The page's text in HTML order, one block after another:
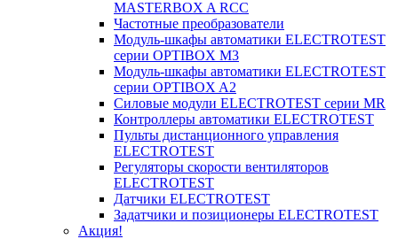
MASTERBOX A RCC
Частотные преобразователи
Модуль-шкафы автоматики ELECTROTEST
серии OPTIBOX M3
Модуль-шкафы автоматики ELECTROTEST
серии OPTIBOX A2
Силовые модули ELECTROTEST серии MR
Контроллеры автоматики ELECTROTEST
Пульты дистанционного управления
ELECTROTEST
Регуляторы скорости вентиляторов
ELECTROTEST
Датчики ELECTROTEST
Задатчики и позиционеры ELECTROTEST
Акция!